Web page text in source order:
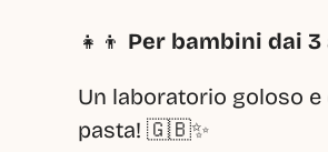
👧👦 Per bambini dai 3
Un laboratorio goloso
pasta! 🇬🇧✨